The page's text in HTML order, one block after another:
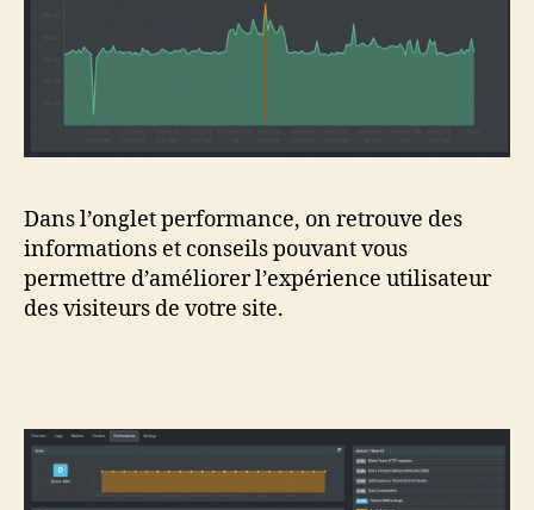
Dans l’onglet performance, on retrouve des
informations et conseils pouvant vous
permettre d’améliorer l’expérience utilisateur
des visiteurs de votre site.